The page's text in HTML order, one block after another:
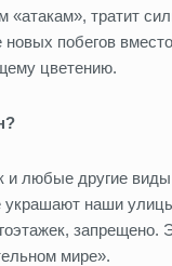
«атакам», тратит
побегов
цветению.
и любые другие виды
украшают наши
запрещено.
мире».